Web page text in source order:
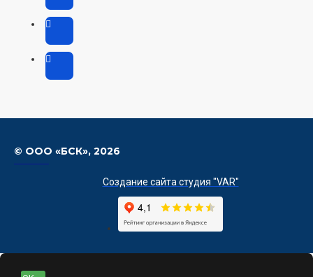
© ООО «БСК», 2026
Создание сайта студия "VAR"